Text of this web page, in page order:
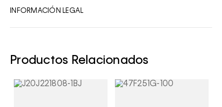
INFORMACIÓN LEGAL
Productos Relacionados